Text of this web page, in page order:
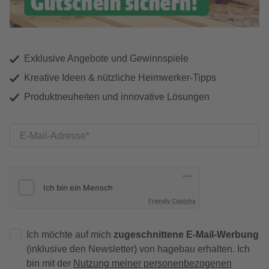
Exklusive Angebote und Gewinnspiele
Kreative Ideen & nützliche Heimwerker-Tipps
Produktneuheiten und innovative Lösungen
E-Mail-Adresse
Friendly Captcha
Ich möchte auf mich zugeschnittene E-Mail-Werbung
(inklusive den Newsletter) von hagebau erhalten. Ich
bin mit der Nutzung meiner personenbezogenen